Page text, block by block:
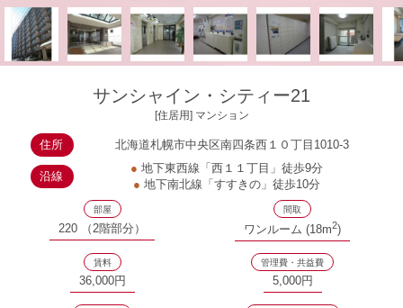
サンシャイン・シティー21
[住居用] マンション
住所 北海道札幌市中央区南四条西１０丁目1010-3
沿線
● 地下東西線「西１１丁目」徒歩9分
● 地下南北線「すすきの」徒歩10分
部屋 間取
220 （2階部分） ワンルーム (18m2)
賃料 管理費・共益費
36,000円 5,000円